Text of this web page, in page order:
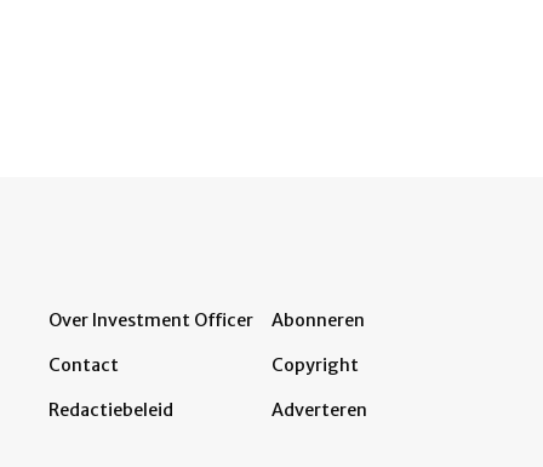
Over Investment Officer
Contact
Redactiebeleid
Abonneren
Copyright
Adverteren